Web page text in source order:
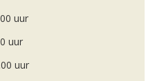
uur
uur
uur